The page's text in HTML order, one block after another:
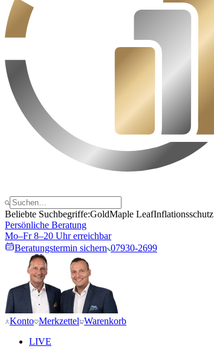
Beliebte Suchbegriffe:GoldMaple LeafInflationsschutz
Persönliche Beratung
Mo–Fr 8–20 Uhr erreichbar
Beratungstermin sichern 07930-2699
Konto Merkzettel Warenkorb
LIVE